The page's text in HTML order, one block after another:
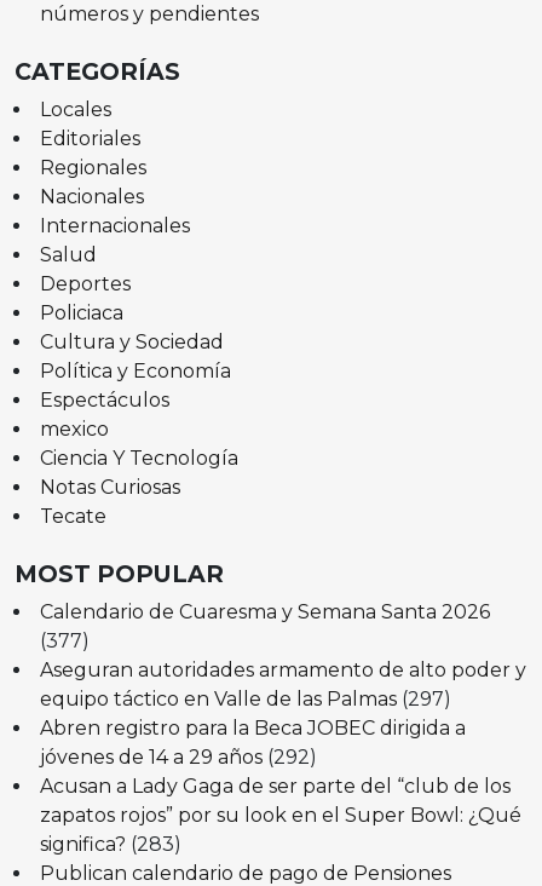
números y pendientes
CATEGORÍAS
Locales
Editoriales
Regionales
Nacionales
Internacionales
Salud
Deportes
Policiaca
Cultura y Sociedad
Política y Economía
Espectáculos
mexico
Ciencia Y Tecnología
Notas Curiosas
Tecate
MOST POPULAR
Calendario de Cuaresma y Semana Santa 2026
(377)
Aseguran autoridades armamento de alto poder y
equipo táctico en Valle de las Palmas (297)
Abren registro para la Beca JOBEC dirigida a
jóvenes de 14 a 29 años (292)
Acusan a Lady Gaga de ser parte del “club de los
zapatos rojos” por su look en el Super Bowl: ¿Qué
significa? (283)
Publican calendario de pago de Pensiones